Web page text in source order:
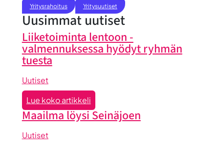
Yritysrahoitus
Yritysuutiset
Uusimmat uutiset
Liiketoiminta lentoon -
valmennuksessa hyödyt ryhmän
tuesta
Uutiset
Lue koko artikkeli:
Liiketoiminta
lentoon
Maailma löysi Seinäjoen
Uutiset